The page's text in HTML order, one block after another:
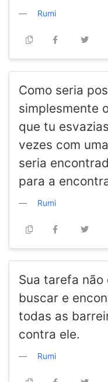
Rumi
Como seria
simplesmente
que tu
vezes com
seria
para a
Rumi
Sua tarefa não
buscar e
todas as
contra ele.
Rumi